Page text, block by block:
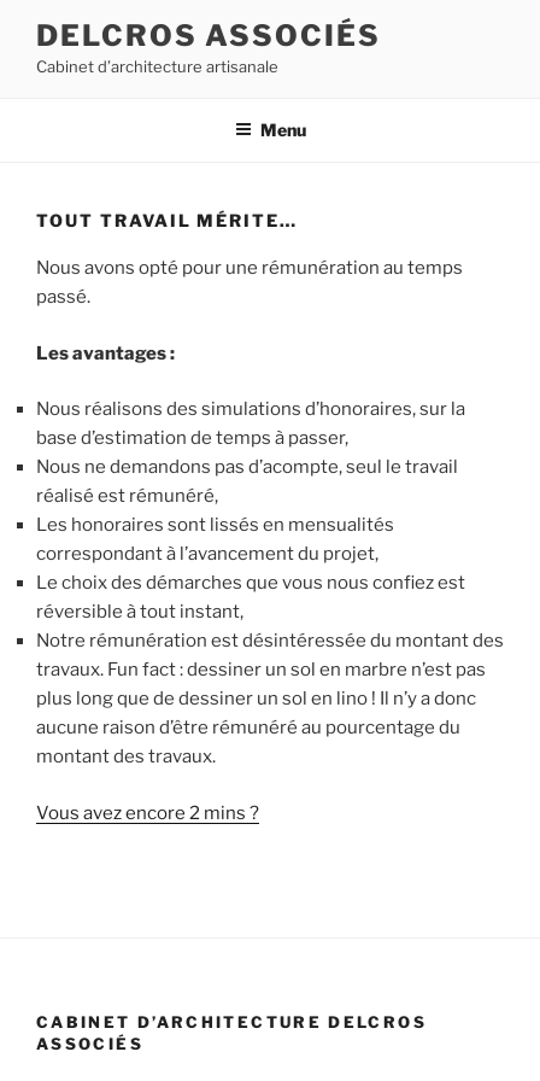
contenu
DELCROS ASSOCIÉS
Cabinet d’architecture artisanale
Menu
TOUT TRAVAIL MÉRITE…
Nous avons opté pour une rémunération au temps
passé.
Les avantages :
Nous réalisons des simulations d’honoraires, sur la
base d’estimation de temps à passer,
Nous ne demandons pas d’acompte, seul le travail
réalisé est rémunéré,
Les honoraires sont lissés en mensualités
correspondant à l’avancement du projet,
Le choix des démarches que vous nous confiez est
réversible à tout instant,
Notre rémunération est désintéressée du montant des
travaux. Fun fact : dessiner un sol en marbre n’est pas
plus long que de dessiner un sol en lino ! Il n’y a donc
aucune raison d’être rémunéré au pourcentage du
montant des travaux.
Vous avez encore 2 mins ?
CABINET D’ARCHITECTURE DELCROS
ASSOCIÉS